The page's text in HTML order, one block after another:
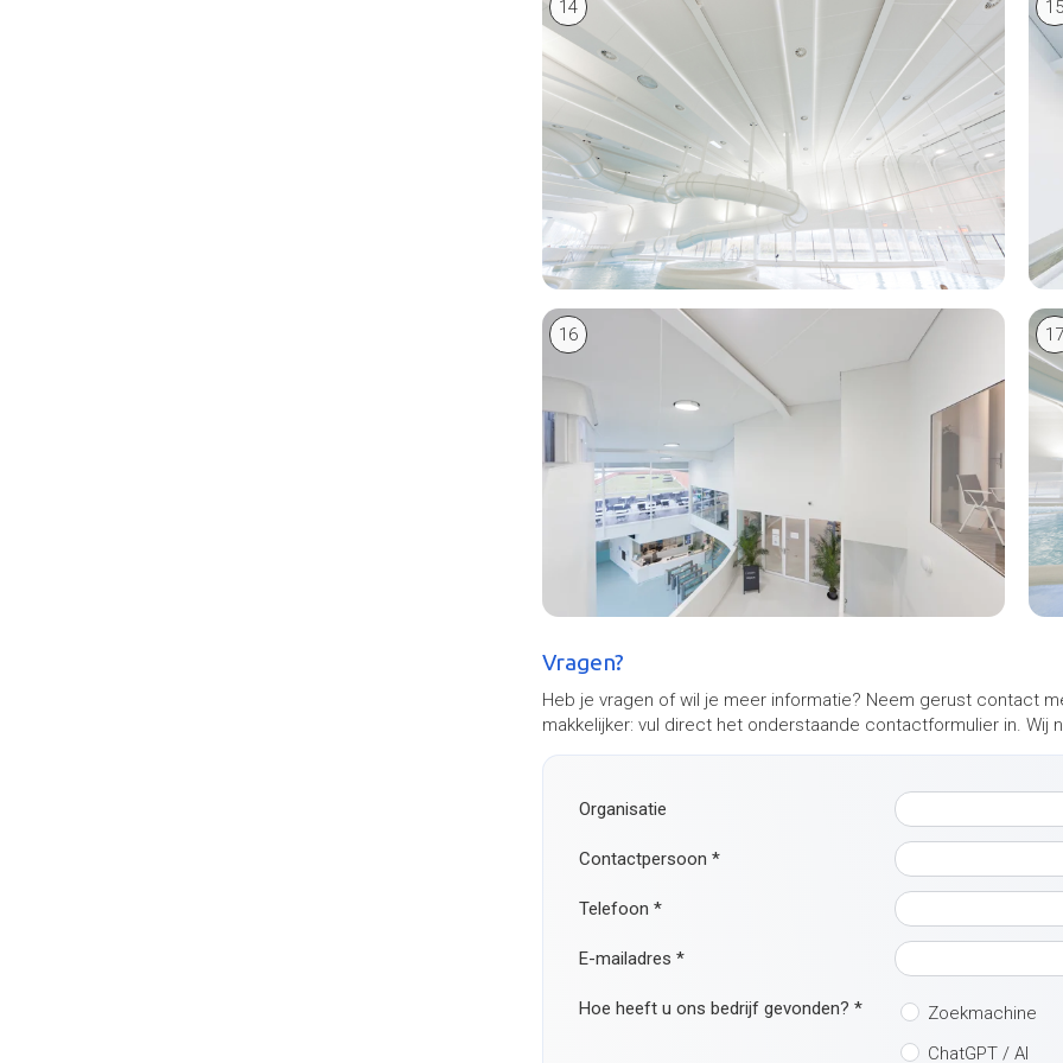
14 15
16 17
Vragen?
Heb je vragen of wil je meer informatie? Neem gerust contact
makkelijker: vul direct het onderstaande contactformulier in.
Organisatie
Contactpersoon *
Telefoon *
E-mailadres *
Hoe heeft u ons bedrijf gevonden? *
Zoekmachine
ChatGPT / AI